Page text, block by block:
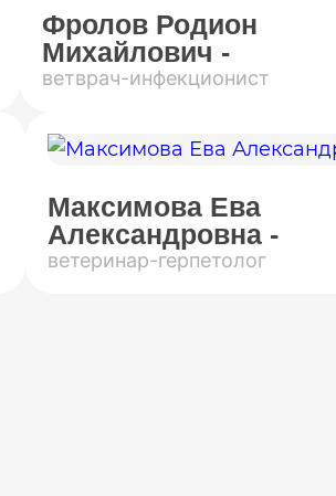
Фролов Родион
Михайлович -
ветврач-инфекционист
Максимова Ева
Александровна -
ветеринар-герпетолог